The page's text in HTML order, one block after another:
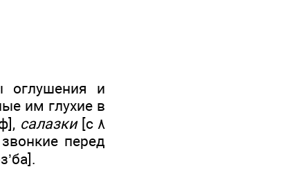
оглушения и
им глухие в
салазки[с ٨
перед